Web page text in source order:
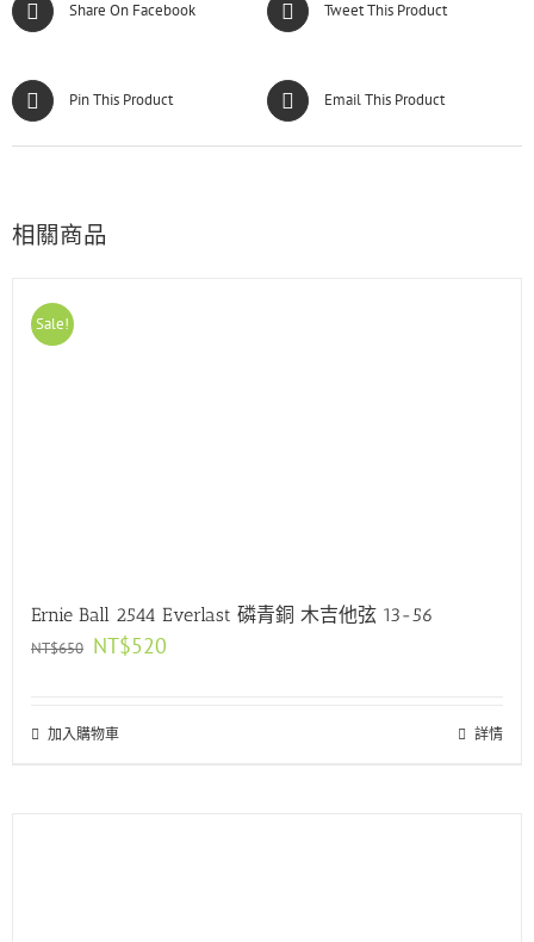
Share On Facebook Tweet This Product
Pin This Product Email This Product
相關商品
Sale!
Ernie Ball 2544 Everlast 磷青銅 木吉他弦 13-56
NT$650 原
NT$650。
NT$520
加入購物車 詳情